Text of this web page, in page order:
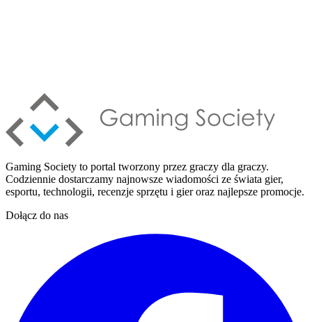
Gaming Society to portal tworzony przez graczy dla graczy.
Codziennie dostarczamy najnowsze wiadomości ze świata gier,
esportu, technologii, recenzje sprzętu i gier oraz najlepsze promocje.
Dołącz do nas